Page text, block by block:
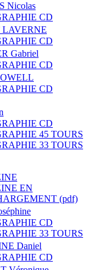
Nicolas
CD
CD
Gabriel
CD
CD
CD
45 TOURS
33 TOURS
EN
(pdf)
CD
33 TOURS
Daniel
CD